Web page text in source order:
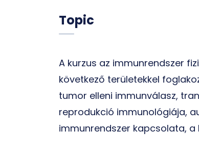
Topic
A kurzus az immunrendszer
következő területekkel
tumor elleni immunválasz,
reprodukció immunológiája,
immunrendszer kapcsolata,